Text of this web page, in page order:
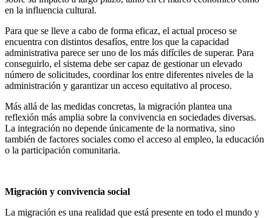
en la influencia cultural.
Para que se lleve a cabo de forma eficaz, el actual proceso se
encuentra con distintos desafíos, entre los que la capacidad
administrativa parece ser uno de los más difíciles de superar. Para
conseguirlo, el sistema debe ser capaz de gestionar un elevado
número de solicitudes, coordinar los entre diferentes niveles de la
administración y garantizar un acceso equitativo al proceso.
Más allá de las medidas concretas, la migración plantea una
reflexión más amplia sobre la convivencia en sociedades diversas.
La integración no depende únicamente de la normativa, sino
también de factores sociales como el acceso al empleo, la educación
o la participación comunitaria.
Migración y convivencia social
La migración es una realidad que está presente en todo el mundo y